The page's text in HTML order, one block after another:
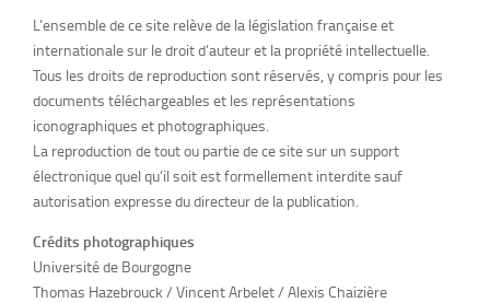
L’ensemble de ce site relève de la législation française et
internationale sur le droit d’auteur et la propriété intellectuelle.
Tous les droits de reproduction sont réservés, y compris pour les
documents téléchargeables et les représentations
iconographiques et photographiques.
La reproduction de tout ou partie de ce site sur un support
électronique quel qu’il soit est formellement interdite sauf
autorisation expresse du directeur de la publication.
Crédits photographiques
Université de Bourgogne
Thomas Hazebrouck / Vincent Arbelet / Alexis Chaizière